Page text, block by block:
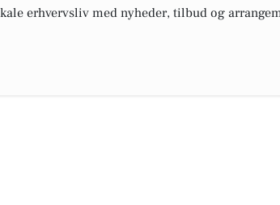
erhvervsliv med nyheder, tilbud og